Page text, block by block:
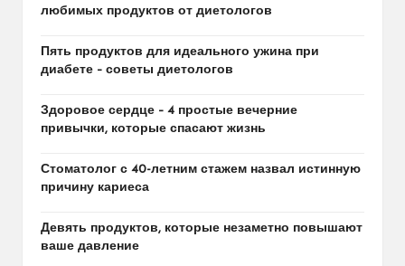
любимых продуктов от диетологов
Пять продуктов для идеального ужина при
диабете – советы диетологов
Здоровое сердце – 4 простые вечерние
привычки, которые спасают жизнь
Стоматолог с 40-летним стажем назвал истинную
причину кариеса
Девять продуктов, которые незаметно повышают
ваше давление